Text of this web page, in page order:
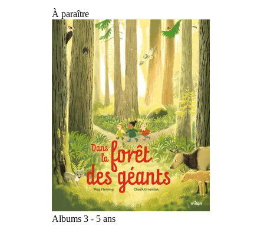
À paraître
Albums 3 - 5 ans